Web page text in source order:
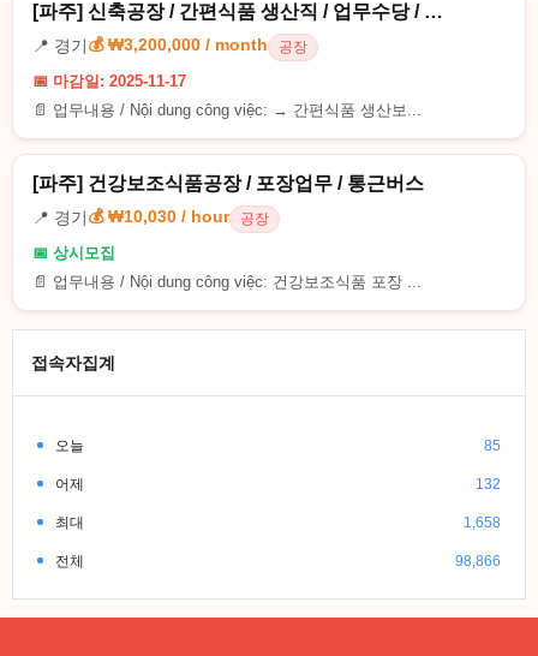
[파주] 신축공장 / 간편식품 생산직 / 업무수당 / …
📍 경기💰 ₩3,200,000 / month 공장
📅 마감일: 2025-11-17
📄 업무내용 / Nội dung công việc: → 간편식품 생산보...
[파주] 건강보조식품공장 / 포장업무 / 통근버스
📍 경기💰 ₩10,030 / hour 공장
📅 상시모집
📄 업무내용 / Nội dung công việc: 건강보조식품 포장 ...
접속자집계
오늘 85
어제 132
최대 1,658
전체 98,866